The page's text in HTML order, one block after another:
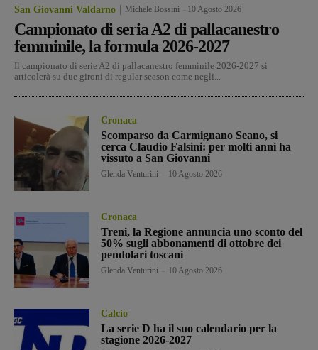
San Giovanni Valdarno Michele Bossini 10 Agosto 2026
Campionato di seria A2 di pallacanestro
femminile, la formula 2026-2027
Il campionato di serie A2 di pallacanestro femminile 2026-2027 si
articolerà su due gironi di regular season come negli...
Cronaca
Scomparso da Carmignano Seano, si
cerca Claudio Falsini: per molti anni ha
vissuto a San Giovanni
Glenda Venturini 10 Agosto 2026
Cronaca
Treni, la Regione annuncia uno sconto del
50% sugli abbonamenti di ottobre dei
pendolari toscani
Glenda Venturini 10 Agosto 2026
Calcio
La serie D ha il suo calendario per la
stagione 2026-2027